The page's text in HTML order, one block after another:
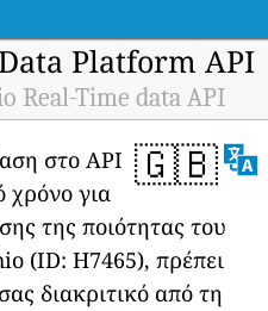
Platform API
Real-Time data API
🇬🇧
στο API
χρόνο για
της ποιότητας του
(ID: H7465), πρέπει
διακριτικό από τη